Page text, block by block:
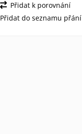
Přidat k porovnání
Přidat do seznamu přání